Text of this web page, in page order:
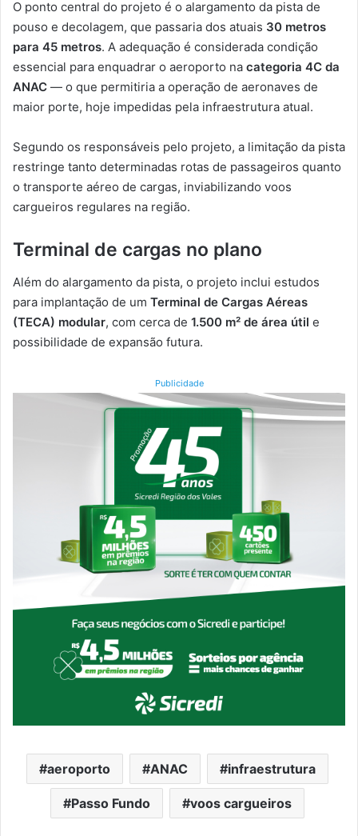
O ponto central do projeto é o alargamento da pista de
pouso e decolagem, que passaria dos atuais 30 metros
para 45 metros. A adequação é considerada condição
essencial para enquadrar o aeroporto na categoria 4C da
ANAC — o que permitiria a operação de aeronaves de
maior porte, hoje impedidas pela infraestrutura atual.
Segundo os responsáveis pelo projeto, a limitação da pista
restringe tanto determinadas rotas de passageiros quanto
o transporte aéreo de cargas, inviabilizando voos
cargueiros regulares na região.
Terminal de cargas no plano
Além do alargamento da pista, o projeto inclui estudos
para implantação de um Terminal de Cargas Aéreas
(TECA) modular, com cerca de 1.500 m² de área útil e
possibilidade de expansão futura.
Publicidade
aeroporto ANAC infraestrutura
Passo Fundo voos cargueiros